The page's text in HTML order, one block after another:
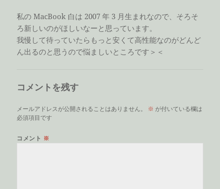
私の MacBook 白は 2007 年 3 月生まれなので、そろそ
ろ新しいのがほしいなーと思っています。
我慢して待っていたらもっと安くて高性能なのがどんど
ん出るのと思うので悩ましいところです＞＜
コメントを残す
メールアドレスが公開されることはありません。 ※ が付いている欄は
必須項目です
コメント ※